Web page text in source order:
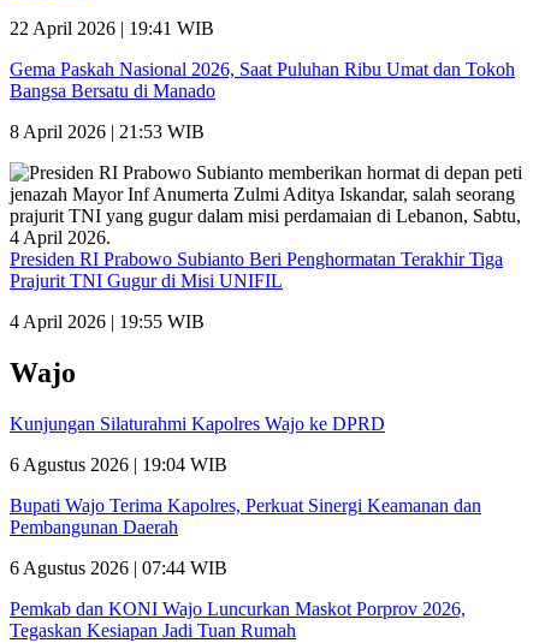
22 April 2026 | 19:41 WIB
Gema Paskah Nasional 2026, Saat Puluhan Ribu Umat dan Tokoh
Bangsa Bersatu di Manado
8 April 2026 | 21:53 WIB
Presiden RI Prabowo Subianto Beri Penghormatan Terakhir Tiga
Prajurit TNI Gugur di Misi UNIFIL
4 April 2026 | 19:55 WIB
Wajo
Kunjungan Silaturahmi Kapolres Wajo ke DPRD
6 Agustus 2026 | 19:04 WIB
Bupati Wajo Terima Kapolres, Perkuat Sinergi Keamanan dan
Pembangunan Daerah
6 Agustus 2026 | 07:44 WIB
Pemkab dan KONI Wajo Luncurkan Maskot Porprov 2026,
Tegaskan Kesiapan Jadi Tuan Rumah